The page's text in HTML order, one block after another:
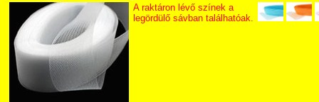
A raktáron lévő színek a
legördülő sávban találhatóak.